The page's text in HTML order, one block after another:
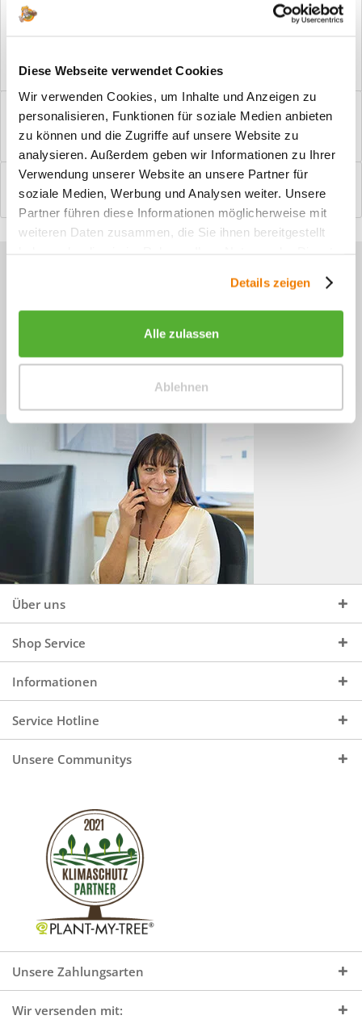
Diese Webseite verwendet Cookies
Wir verwenden Cookies, um Inhalte und Anzeigen zu
personalisieren, Funktionen für soziale Medien anbieten
zu können und die Zugriffe auf unsere Website zu
analysieren. Außerdem geben wir Informationen zu Ihrer
Verwendung unserer Website an unsere Partner für
soziale Medien, Werbung und Analysen weiter. Unsere
Partner führen diese Informationen möglicherweise mit
weiteren Daten zusammen, die Sie ihnen bereitgestellt
Details zeigen
Alle zulassen
Ablehnen
Vorteile
Windfangelemente online am Bildschirm konfigurieren und
einbaufertig bestellen. In wenigen...
Bewertungen
0
Bewertungen lesen, schreiben und diskutieren...mehr
Sie haben Fragen zu unseren
+49 (0)4244 965 34 04
Mo - Do, 09:00 - 16:00 Uhr
und Fr, 09:00 - 13:00 Uhr
Über uns
Shop Service
Informationen
Service Hotline
Unsere Communitys
Unsere Zahlungsarten
Wir versenden mit: